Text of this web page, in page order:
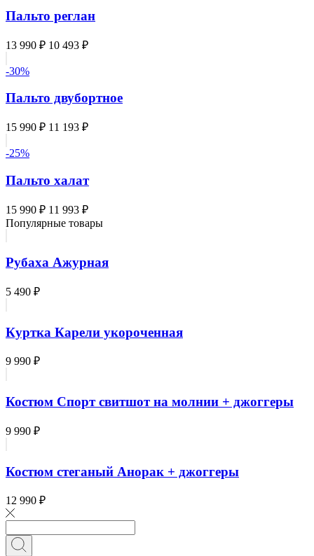
Пальто реглан
13 990 ₽ 10 493 ₽
-30%
Пальто двубортное
15 990 ₽ 11 193 ₽
-25%
Пальто халат
15 990 ₽ 11 993 ₽
Популярные товары
Рубаха Ажурная
5 490 ₽
Куртка Карели укороченная
9 990 ₽
Костюм Спорт свитшот на молнии + джоггеры
9 990 ₽
Костюм стеганый Анорак + джоггеры
12 990 ₽